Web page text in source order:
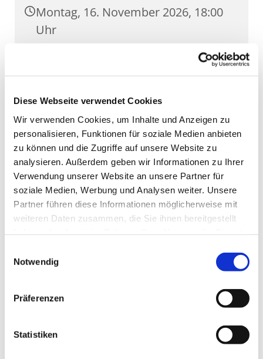
Diese Webseite verwendet Cookies
Wir verwenden Cookies, um Inhalte und Anzeigen zu
personalisieren, Funktionen für soziale Medien anbieten
zu können und die Zugriffe auf unsere Website zu
analysieren. Außerdem geben wir Informationen zu Ihrer
Verwendung unserer Website an unsere Partner für
soziale Medien, Werbung und Analysen weiter. Unsere
Partner führen diese Informationen möglicherweise mit
weiteren Daten zusammen, die Sie ihnen bereitgestellt
Notwendig
Präferenzen
Statistiken
Montag, 16. November 2026, 18:00
Uhr
GH Severi, Severihof 1, 99084 Erfurt